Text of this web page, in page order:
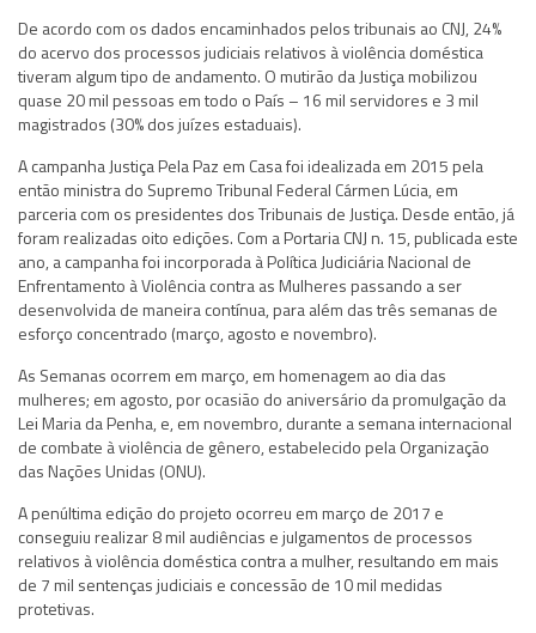
De acordo com os dados encaminhados pelos tribunais ao CNJ, 24%
do acervo dos processos judiciais relativos à violência doméstica
tiveram algum tipo de andamento. O mutirão da Justiça mobilizou
quase 20 mil pessoas em todo o País – 16 mil servidores e 3 mil
magistrados (30% dos juízes estaduais).
A campanha Justiça Pela Paz em Casa foi idealizada em 2015 pela
então ministra do Supremo Tribunal Federal Cármen Lúcia, em
parceria com os presidentes dos Tribunais de Justiça. Desde então, já
foram realizadas oito edições. Com a Portaria CNJ n. 15, publicada este
ano, a campanha foi incorporada à Política Judiciária Nacional de
Enfrentamento à Violência contra as Mulheres passando a ser
desenvolvida de maneira contínua, para além das três semanas de
esforço concentrado (março, agosto e novembro).
As Semanas ocorrem em março, em homenagem ao dia das
mulheres; em agosto, por ocasião do aniversário da promulgação da
Lei Maria da Penha, e, em novembro, durante a semana internacional
de combate à violência de gênero, estabelecido pela Organização
das Nações Unidas (ONU).
A penúltima edição do projeto ocorreu em março de 2017 e
conseguiu realizar 8 mil audiências e julgamentos de processos
relativos à violência doméstica contra a mulher, resultando em mais
de 7 mil sentenças judiciais e concessão de 10 mil medidas
protetivas.